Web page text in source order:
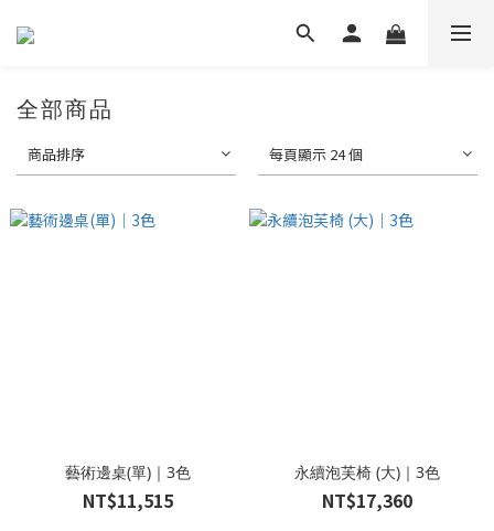
全部商品
商品排序 每頁顯示 24 個
藝術邊桌(單)｜3色
NT$11,515
永續泡芙椅 (大)｜3色
NT$17,360